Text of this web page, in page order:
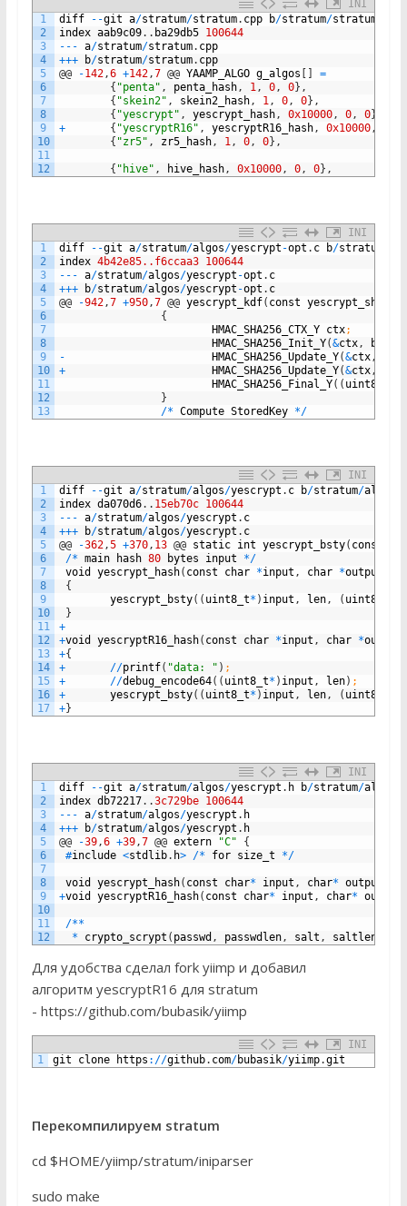
INI
1
2
3
4
5
6
7
8
9
10
11
12
diff --git a/stratum/stratum. cpp b/stratum/stratum
index aab9c09. . ba29db5 100644
-- - a/stratum/stratum. cpp
+++ b/stratum/stratum. cpp
@@ -142,6 +142,7 @@ YAAMP_ALGO g_algos
=
{ "penta" , penta_hash, 1, 0, 0} ,
{ "skein2" , skein2_hash, 1, 0, 0} ,
{ "yescrypt" , yescrypt_hash, 0x10000, 0, 0}
+
{ "yescryptR16" , yescryptR16_hash, 0x10000,
{ "zr5" , zr5_hash, 1, 0, 0} ,
{ "hive" , hive_hash, 0x10000, 0, 0} ,
INI
1
2
3
4
5
6
7
8
9
10
11
12
13
diff --git a/stratum/algos/yescrypt -opt . c b/stratum
index 4b42e85..f6ccaa3 100644
-- - a/stratum/algos/yescrypt -opt . c
+++ b/stratum/algos/yescrypt -opt . c
@@ -942,7 +950,7 @@ yescrypt_kdf( const
{
HMAC_SHA256_CTX_Y ctx;
HMAC_SHA256_Init_Y(&ctx, buf
-
HMAC_SHA256_Update_Y(&ctx,
+
HMAC_SHA256_Update_Y(&ctx,
HMAC_SHA256_Final_Y( ( uint8_t
}
/* Compute StoredKey */
INI
1
2
3
4
5
6
7
8
9
10
11
12
13
14
15
16
17
diff --git a/stratum/algos/yescrypt . c b/stratum/algos
index da070d6. . 15eb70c 100644
-- - a/stratum/algos/yescrypt . c
+++ b/stratum/algos/yescrypt . c
@@ -362,5 +370, 13 @@ static int yescrypt_bsty( const
/* main hash 80 bytes input */
void
yescrypt_hash( const char *input , char *output
{
yescrypt_bsty( ( uint8_t* ) input , len, ( uint8_t
}
+
+void yescryptR16_hash( const char *input , char *output
+{
+
//printf( "data: " ) ;
+
//debug_encode64( ( uint8_t* ) input , len) ;
+
yescrypt_bsty( ( uint8_t* ) input , len, ( uint8_t
+}
INI
1
2
3
4
5
6
7
8
9
10
11
12
diff --git a/stratum/algos/yescrypt . h b/stratum/algos
index db72217. .3c729be 100644
-- - a/stratum/algos/yescrypt . h
+++ b/stratum/algos/yescrypt . h
@@ -39,6 +39,7 @@ extern "C"
{
#include <stdlib. h> /* for size_t */
void yescrypt_hash( const char* input , char* output
+void yescryptR16_hash( const char* input , char* output
/**
*
crypto_scrypt ( passwd , passwdlen, salt , saltlen
Для удобства сделал fork yiimp и добавил
алгоритм yescryptR16 для stratum
- https://github.com/bubasik/yiimp
INI
1
git clone https : //github. com/bubasik/yiimp.git
Перекомпилируем stratum
cd $HOME/yiimp/stratum/iniparser
sudo make